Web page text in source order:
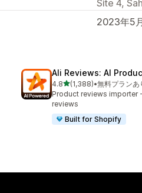
Site 4,
2023年5
Ali Reviews: AI
4.85つ星中
(1,388)
合計レビュー数：1388件
•無料プランあ
Product reviews
reviews
Built for Shopify